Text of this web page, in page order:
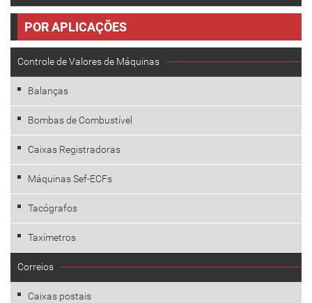
POR APLICAÇÕES
Controle de Valores de Máquinas
Balanças
Bombas de Combustível
Caixas Registradoras
Máquinas Sef-ECFs
Tacógrafos
Taxímetros
Correios
Caixas postais